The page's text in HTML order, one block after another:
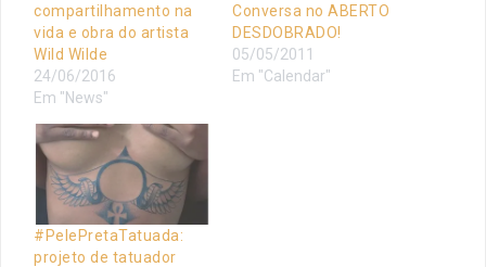
compartilhamento na
vida e obra do artista
Wild Wilde
24/06/2016
Em "News"
Conversa no ABERTO
DESDOBRADO!
05/05/2011
Em "Calendar"
#PelePretaTatuada:
projeto de tatuador